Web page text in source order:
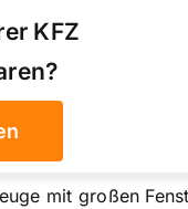
KFZ
mit großen